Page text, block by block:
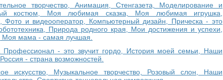
творчество, Анимация, Стенгазета, Моделирование и
костюм, Моя любимая сказка, Моя любимая игрушка,
и видеооператор, Компьютерный дизайн, Прическа - это
Природа родного края, Мои достижения и успехи,
Моя мама - самая лучшая.
- это звучит гордо, История моей семьи, Наши
- страна возможностей.
искусство, Музыкальное творчество, Розовый слон, Наши